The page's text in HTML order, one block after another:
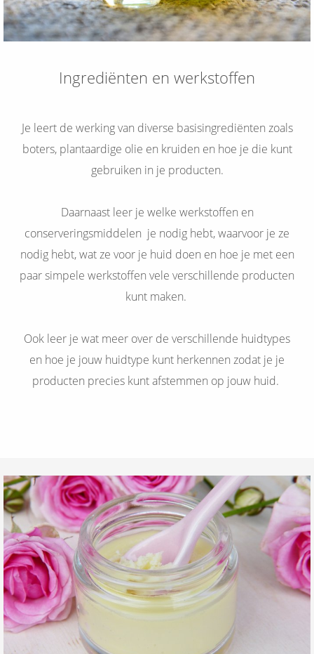
Ingrediënten en werkstoffen
Je leert de werking van diverse basisingrediënten zoals
boters, plantaardige olie en kruiden en hoe je die kunt
gebruiken in je producten.
Daarnaast leer je welke werkstoffen en
conserveringsmiddelen je nodig hebt, waarvoor je ze
nodig hebt, wat ze voor je huid doen en hoe je met een
paar simpele werkstoffen vele verschillende producten
kunt maken.
Ook leer je wat meer over de verschillende huidtypes
en hoe je jouw huidtype kunt herkennen zodat je je
producten precies kunt afstemmen op jouw huid.